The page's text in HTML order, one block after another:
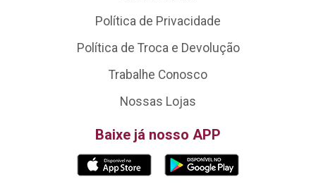
Política de Privacidade
Política de Troca e Devolução
Trabalhe Conosco
Nossas Lojas
Baixe já nosso APP